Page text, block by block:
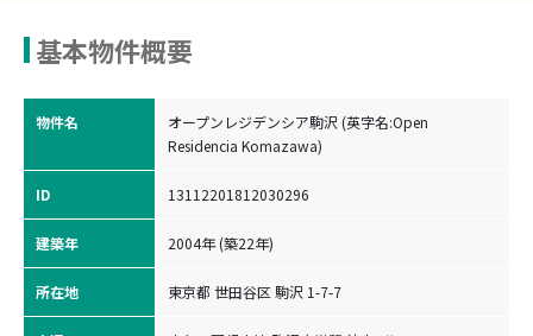
基本物件概要
物件名
オープンレジデンシア駒沢 (英字名:Open
Residencia Komazawa)
ID 13112201812030296
建築年 2004年 (築22年)
所在地 東京都 世田谷区 駒沢 1-7-7